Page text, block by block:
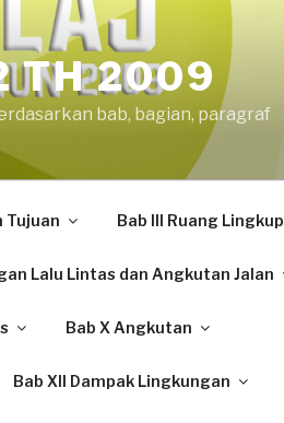
TH 2009
bab, bagian, paragraf
Tujuan Bab III Ruang Lingkup
Lalu Lintas dan Angkutan Jalan
Bab X Angkutan
Bab XII Dampak Lingkungan